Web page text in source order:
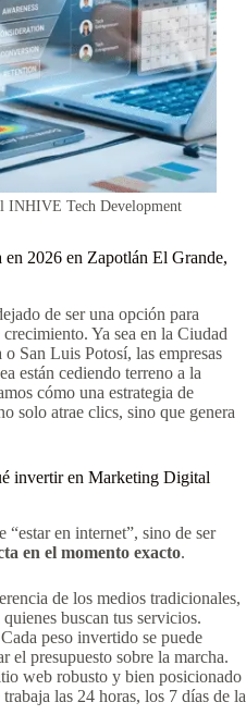
INHIVE Tech Development
en 2026 en Zapotlán El Grande,
de ser una opción para
Ya sea en la Ciudad
San Luis Potosí, las empresas
están cediendo terreno a la
cómo una estrategia de
solo atrae clics, sino que genera
invertir en Marketing Digital
en internet”, sino de ser
en el momento exacto.
de los medios tradicionales,
buscan tus servicios.
Cada peso invertido se puede
el presupuesto sobre la marcha.
web robusto y bien posicionado
las 24 horas, los 7 días de la